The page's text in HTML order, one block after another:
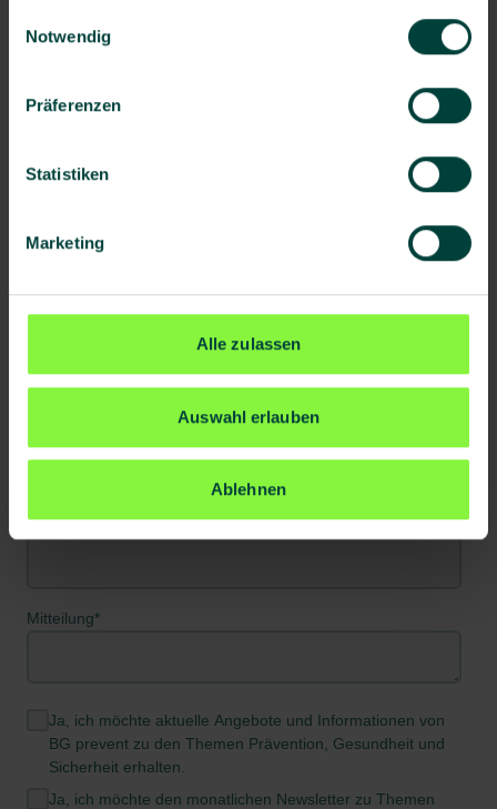
Notwendig
Präferenzen
Statistiken
Marketing
Alle zulassen
Auswahl erlauben
Ablehnen
Straße*
Hausnummer
E-Mail*
Telefon*
Mitteilung*
Ja, ich möchte aktuelle Angebote und Informationen von
BG prevent zu den Themen Prävention, Gesundheit und
Sicherheit erhalten.
Ja, ich möchte den monatlichen Newsletter zu Themen